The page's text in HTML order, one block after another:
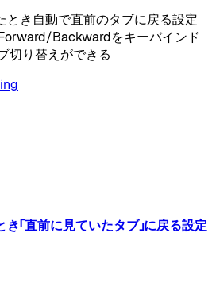
とき自動で直前のタブに戻る設定
Backwardをキーバインド
切り替えができる
「直前に見ていたタブ」に戻る設定